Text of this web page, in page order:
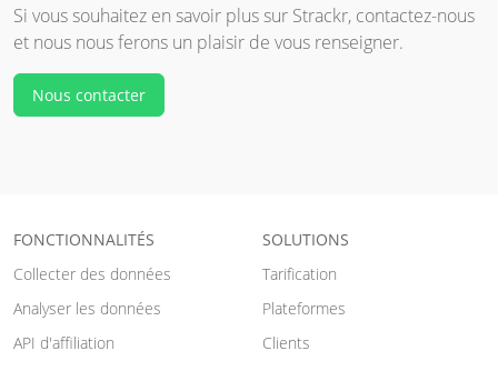
Si vous souhaitez en savoir plus sur Strackr, contactez-nous
et nous nous ferons un plaisir de vous renseigner.
Nous contacter
FONCTIONNALITÉS
Collecter des données
Analyser les données
API d'affiliation
SOLUTIONS
Tarification
Plateformes
Clients